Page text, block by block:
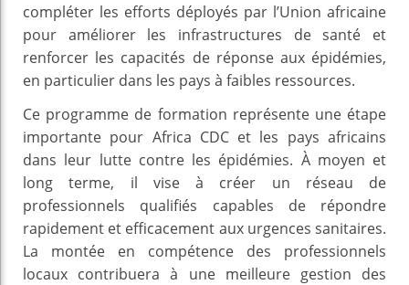
compléter les efforts déployés par l’Union africaine
pour améliorer les infrastructures de santé et
renforcer les capacités de réponse aux épidémies,
en particulier dans les pays à faibles ressources.
Ce programme de formation représente une étape
importante pour Africa CDC et les pays africains
dans leur lutte contre les épidémies. À moyen et
long terme, il vise à créer un réseau de
professionnels qualifiés capables de répondre
rapidement et efficacement aux urgences sanitaires.
La montée en compétence des professionnels
locaux contribuera à une meilleure gestion des